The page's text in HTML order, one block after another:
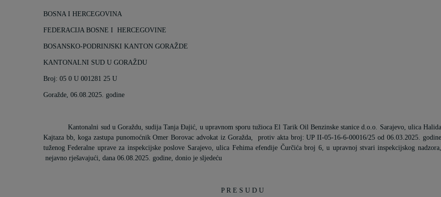
BOSNA I HERCEGOVINA
FEDERACIJA BOSNE I HERCEGOVINE
BOSANSKO-PODRINJSKI KANTON GORAŽDE
KANTONALNI SUD U GORAŽDU
Broj: 05 0 U 001281 25 U
Goražde, 06.08.2025. godine
Kantonalni sud u Goraždu, sudija Tanja Đajić, u upravnom sporu tužioca El Tarik Oil Benzinske stanice d.o.o. Sarajevo, ulica Halida
Kajtaza bb, koga zastupa punomoćnik Omer Borovac advokat iz Goražda,
protiv akta broj: UP II-05-16-6-00016/25 od 06.03.2025. godine
tuženog Federalne uprave za inspekcijske poslove Sarajevo, ulica Fehima efendije Čurčića broj 6, u upravnoj stvari inspekcijskog nadzora,
nejavno rješavajući, dana 06.08.2025. godine, donio je sljedeću
P R E S U D U